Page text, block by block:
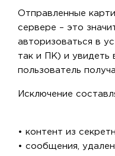
Отправленные
сервере – это
авторизоваться в
так и ПК) и увидеть
пользователь
Исключение
• контент из
• сообщения,